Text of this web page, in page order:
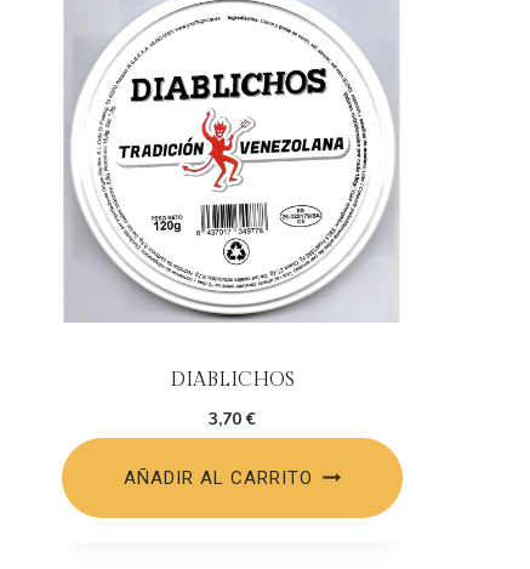
DIABLICHOS
3,70€
AÑADIR AL CARRITO